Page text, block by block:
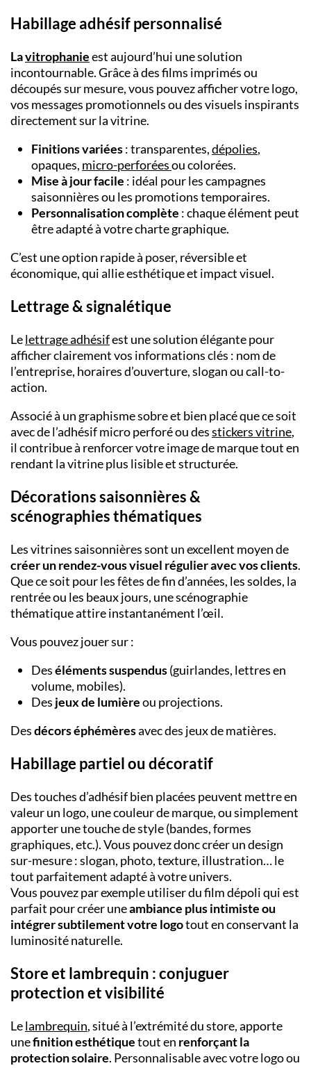
Habillage adhésif personnalisé
Lavitrophanieest aujourd’hui une solution
incontournable. Grâce à des films imprimés ou
découpés sur mesure, vous pouvez afficher votre logo,
vos messages promotionnels ou des visuels inspirants
directement sur la vitrine.
Finitions variées: transparentes,dépolies,
opaques, micro-perforéesou colorées.
Mise à jour facile : idéal pour les campagnes
saisonnières ou les promotions temporaires.
Personnalisation complète : chaque élément peut
être adapté à votre charte graphique.
C’est une option rapide à poser, réversible et
économique, qui allie esthétique et impact visuel.
Lettrage & signalétique
Lelettrage adhésifest une solution élégante pour
afficher clairement vos informations clés : nom de
l’entreprise, horaires d’ouverture, slogan ou call-to-
action.
Associé à un graphisme sobre et bien placé que ce soit
avec de l’adhésif micro perforé ou desstickers vitrine,
il contribue à renforcer votre image de marque tout en
rendant la vitrine plus lisible et structurée.
Décorations saisonnières &
scénographies thématiques
Les vitrines saisonnières sont un excellent moyen de
créer un rendez-vous visuel régulier avec vos clients.
Que ce soit pour les fêtes de fin d’années, les soldes, la
rentrée ou les beaux jours, une scénographie
thématique attire instantanément l’œil.
Vous pouvez jouer sur :
Deséléments suspendus(guirlandes, lettres en
volume, mobiles).
Des jeux de lumièreou projections.
Desdécors éphémèresavec des jeux de matières.
Habillage partiel ou décoratif
Des touches d’adhésif bien placées peuvent mettre en
valeur un logo, une couleur de marque, ou simplement
apporter une touche de style (bandes, formes
graphiques, etc.). Vous pouvez donc créer un design
sur-mesure : slogan, photo, texture, illustration… le
tout parfaitement adapté à votre univers.
Vous pouvez par exemple utiliser du film dépoli qui est
parfait pour créer uneambiance plus intimiste ou
intégrer subtilement votre logotout en conservant la
luminosité naturelle.
Store et lambrequin : conjuguer
protection et visibilité
Lelambrequin, situé à l’extrémité du store, apporte
unefinition esthétiquetout en renforçant la
protection solaire. Personnalisable avec votre logo ou